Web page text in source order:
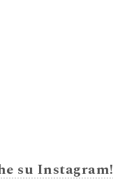
su Instagram!